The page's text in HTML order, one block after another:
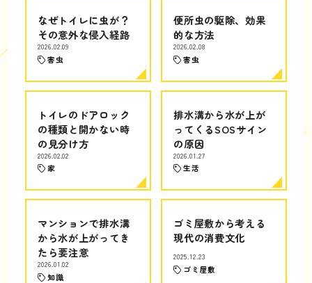
なぜトイレに虫が？
その意外な侵入経路
2026.02.09
害虫
便所虫の駆除、効果
的な方法
2026.02.08
害虫
トイレのドアロック
の種類と開かない時
の見分け方
2026.02.02
家
排水溝から水が上が
ってくるSOSサイン
の原因
2026.01.27
生活
マンションで排水溝
から水が上がってき
たら要注意
2026.01.02
知識
ゴミ屋敷から考える
現代の消費文化
2025.12.23
ゴミ屋敷